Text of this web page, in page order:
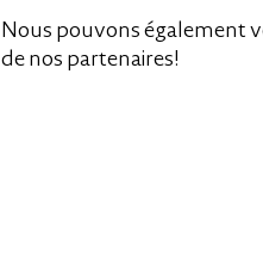
Nous pouvons également
de nos partenaires!